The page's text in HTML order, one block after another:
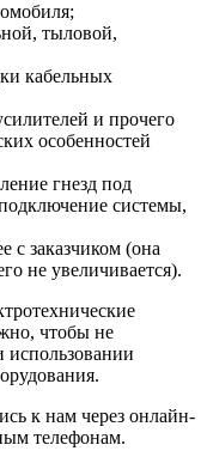
тыловой,
кабельных
и прочего
особенностей
гнезд под
системы,
с заказчиком (она
не увеличивается).
чтобы не
использовании
к нам через онлайн-
телефонам.